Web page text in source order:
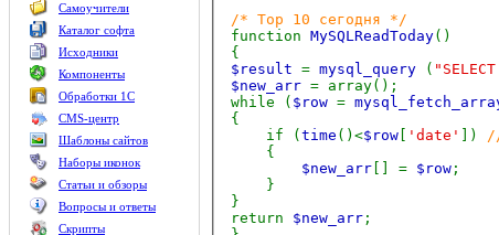
Самоучители
Каталог софта
Исходники
Компоненты
Обработки 1С
CMS-центр
Шаблоны сайтов
Наборы иконок
Статьи и обзоры
Вопросы и ответы
Скрипты
/* Top 10 сегодня */
function MySQLReadToday()
{
$result = mysql_query (
$new_arr = array();
while ( $row =
{
if ( time ()<$row 'date' ])
{
$new_arr [] = $row ;
}
}
return $new_arr ;